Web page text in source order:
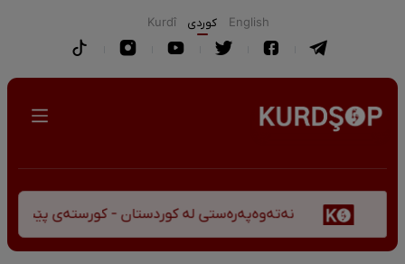
English كوردی Kurdî
نەتەوەپەرەستی لە کوردستان - کورستەی پێشڤەچوونی